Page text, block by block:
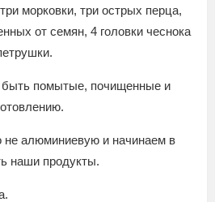
морковки, три острых перца,
от семян, 4 головки чеснока
помытые, почищенные и
не алюминиевую и начинаем в
наши продукты.